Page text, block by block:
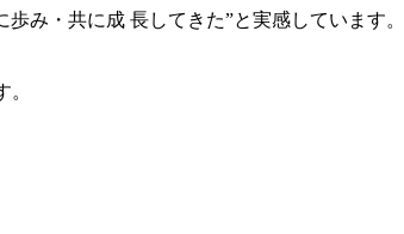
み・共に成 長してきた”と実感しています。